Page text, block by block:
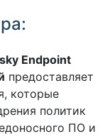
Endpoint
предоставляет
которые
политик
ПО и